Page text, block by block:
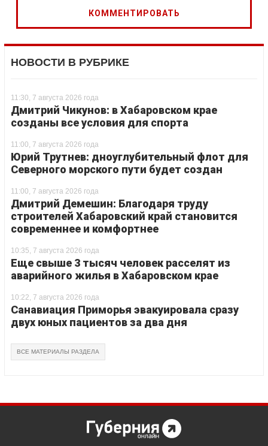
НОВОСТИ В РУБРИКЕ
11:30, 7 августа 2026 года
Дмитрий Чикунов: в Хабаровском крае
созданы все условия для спорта
11:00, 7 августа 2026 года
Юрий Трутнев: дноуглубительный флот для
Северного морского пути будет создан
11:00, 7 августа 2026 года
Дмитрий Демешин: Благодаря труду
строителей Хабаровский край становится
современнее и комфортнее
10:35, 7 августа 2026 года
Еще свыше 3 тысяч человек расселят из
аварийного жилья в Хабаровском крае
10:22, 7 августа 2026 года
Санавиация Приморья эвакуировала сразу
двух юных пациентов за два дня
ВСЕ МАТЕРИАЛЫ РАЗДЕЛА